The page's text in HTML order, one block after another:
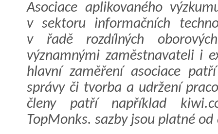
Asociace aplikovaného
v sektoru informačních
v řadě rozdílných
významnými zaměstnavateli i
hlavní zaměření asociace
správy či tvorba a udržení
členy patří například
TopMonks. sazby jsou platné